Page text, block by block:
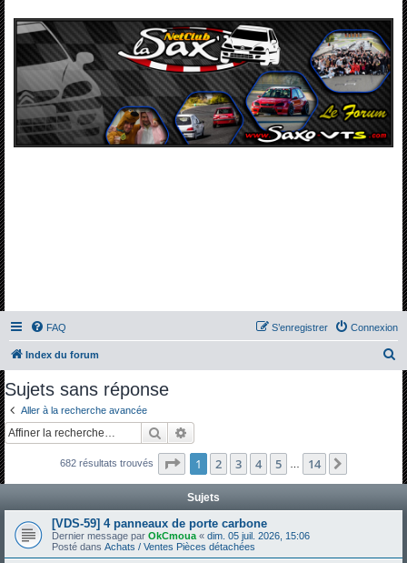
FAQ Connexion
S’enregistrer
Index du forum
c
Sujets sans réponse
Aller à la recherche avancée
Rechercher
682 résultats trouvés Page 1sur14
1 2 3 4 5 14
Sujets
[VDS-59] 4 panneaux de porte carbone
Dernier message par OkCmoua « dim. 05 juil. 2026, 15:06
Posté dans Achats / Ventes Pièces détachées